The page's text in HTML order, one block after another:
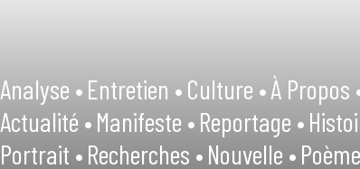
Analyse •Entretien •Culture •À Propos
Actualité •Manifeste •Reportage •
Portrait •Recherches •Nouvelle •